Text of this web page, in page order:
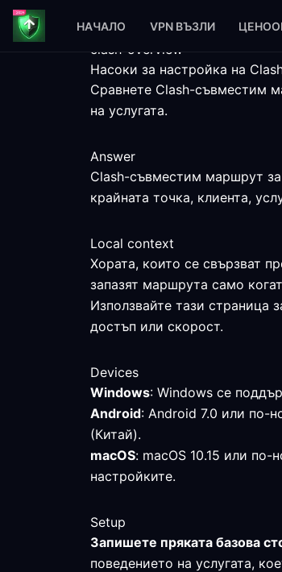
НАЧАЛО VPN ВЪЗЛИ
clash-overview
Насоки за настройка на
Сравнете Clash-съвместим
на услугата.
Answer
Clash-съвместим маршрут
крайната точка, клиента,
Local context
Хората, които се свързват
запазят маршрута само
Използвайте тази страница
достъп или скорост.
Devices
Windows: Windows се
Android: Android 7.0 или по-
(Китай).
macOS: macOS 10.15 или
настройките.
Setup
Запишете пряката базова
поведението на услугата,